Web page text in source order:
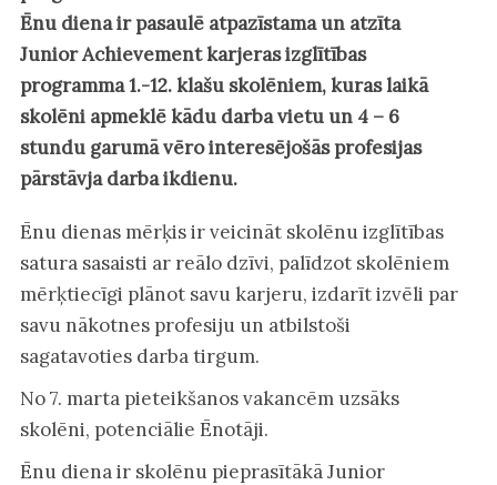
Ēnu diena ir pasaulē atpazīstama un atzīta
Junior Achievement karjeras izglītības
programma 1.-12. klašu skolēniem, kuras laikā
skolēni apmeklē kādu darba vietu un 4 – 6
stundu garumā vēro interesējošās profesijas
pārstāvja darba ikdienu.
Ēnu dienas mērķis ir veicināt skolēnu izglītības
satura sasaisti ar reālo dzīvi, palīdzot skolēniem
mērķtiecīgi plānot savu karjeru, izdarīt izvēli par
savu nākotnes profesiju un atbilstoši
sagatavoties darba tirgum.
No 7. marta pieteikšanos vakancēm uzsāks
skolēni, potenciālie Ēnotāji.
Ēnu diena ir skolēnu pieprasītākā Junior